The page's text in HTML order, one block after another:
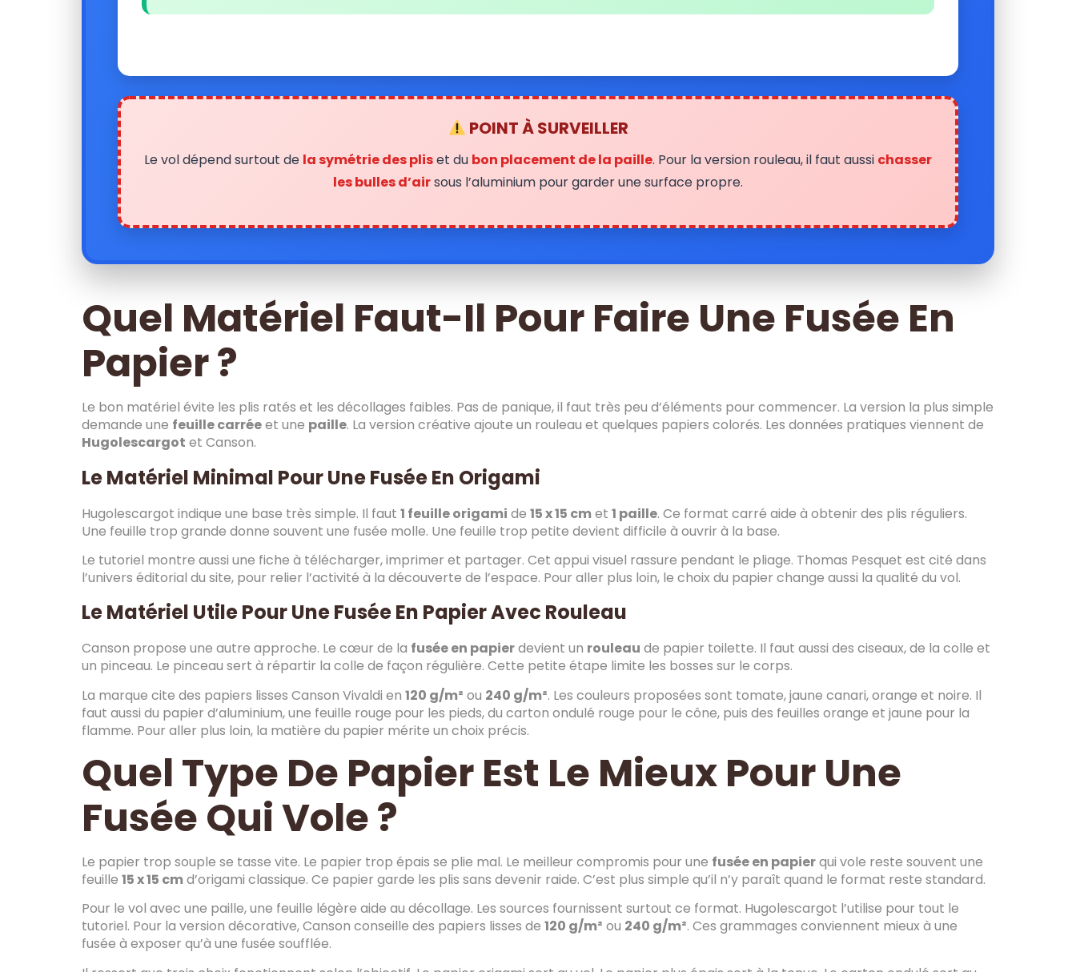
POINT À SURVEILLER
Le vol dépend surtout de la symétrie des pliset du bon placement de la paille. Pour la version rouleau, il faut aussi chasser
les bulles d’airsous l’aluminium pour garder une surface propre.
Quel Matériel Faut-Il Pour Faire Une Fusée En
Papier ?
Le bon matériel évite les plis ratés et les décollages faibles. Pas de panique, il faut très peu d’éléments pour commencer. La version la plus simple
demande une feuille carréeet une paille. La version créative ajoute un rouleau et quelques papiers colorés. Les données pratiques viennent de
Hugolescargot et Canson.
Le Matériel Minimal Pour Une Fusée En Origami
Hugolescargot indique une base très simple. Il faut 1 feuille origami de 15 x 15 cmet 1 paille. Ce format carré aide à obtenir des plis réguliers.
Une feuille trop grande donne souvent une fusée molle. Une feuille trop petite devient difficile à ouvrir à la base.
Le tutoriel montre aussi une fiche à télécharger, imprimer et partager. Cet appui visuel rassure pendant le pliage. Thomas Pesquet est cité dans
l’univers éditorial du site, pour relier l’activité à la découverte de l’espace. Pour aller plus loin, le choix du papier change aussi la qualité du vol.
Le Matériel Utile Pour Une Fusée En Papier Avec Rouleau
Canson propose une autre approche. Le cœur de la fusée en papierdevient un rouleau de papier toilette. Il faut aussi des ciseaux, de la colle et
un pinceau. Le pinceau sert à répartir la colle de façon régulière. Cette petite étape limite les bosses sur le corps.
La marque cite des papiers lisses Canson Vivaldi en 120 g/m² ou 240 g/m². Les couleurs proposées sont tomate, jaune canari, orange et noire. Il
faut aussi du papier d’aluminium, une feuille rouge pour les pieds, du carton ondulé rouge pour le cône, puis des feuilles orange et jaune pour la
flamme. Pour aller plus loin, la matière du papier mérite un choix précis.
Quel Type De Papier Est Le Mieux Pour Une
Fusée Qui Vole ?
Le papier trop souple se tasse vite. Le papier trop épais se plie mal. Le meilleur compromis pour une fusée en papierqui vole reste souvent une
feuille 15 x 15 cmd’origami classique. Ce papier garde les plis sans devenir raide. C’est plus simple qu’il n’y paraît quand le format reste standard.
Pour le vol avec une paille, une feuille légère aide au décollage. Les sources fournissent surtout ce format. Hugolescargot l’utilise pour tout le
tutoriel. Pour la version décorative, Canson conseille des papiers lisses de 120 g/m² ou 240 g/m². Ces grammages conviennent mieux à une
fusée à exposer qu’à une fusée soufflée.